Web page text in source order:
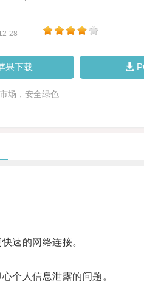
28
果下载
场，安全绿色
速的网络连接。
个人信息泄露的问题。